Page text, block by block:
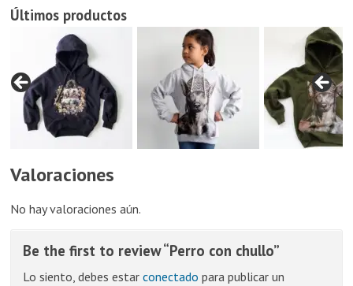
Últimos productos
Valoraciones
No hay valoraciones aún.
Be the first to review “Perro con chullo”
Lo siento, debes estar conectado para publicar un